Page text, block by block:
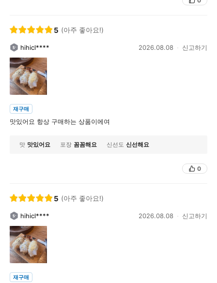
5 (아주 좋아요!)
hihicl**** 2026.08.08 신고하기
재구매
맛있어요 항상 구매하는 상품이에여
맛 맛있어요 포장 꼼꼼해요 신선도 신선해요
0
5 (아주 좋아요!)
hihicl**** 2026.08.08 신고하기
재구매